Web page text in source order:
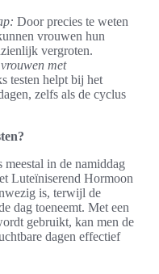
Door precies te weten
vrouwen hun
vergroten.
met
testen helpt bij het
zelfs als de cyclus
in de namiddag
Luteïniserend Hormoon
is, terwijl de
dag toeneemt. Met een
gebruikt, kan men de
dagen effectief